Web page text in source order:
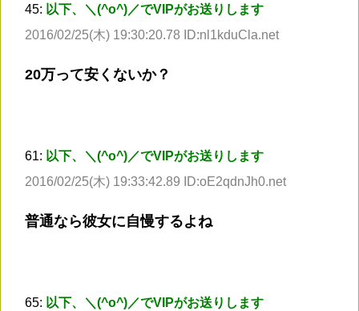
45: 以下、＼(^o^)／でVIPがお送りします
2016/02/25(木) 19:30:20.78 ID:nl1kduCla.net
20万って安くないか？
61: 以下、＼(^o^)／でVIPがお送りします
2016/02/25(木) 19:33:42.89 ID:oE2qdnJh0.net
普通なら彼女に自慢するよね
65: 以下、＼(^o^)／でVIPがお送りします